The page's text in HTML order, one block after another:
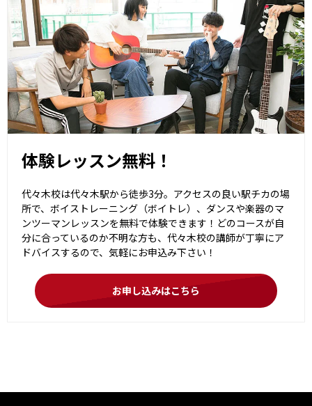
体験レッスン無料！
代々木校は代々木駅から徒歩3分。アクセスの良い駅チカの場
所で、ボイストレーニング（ボイトレ）、ダンスや楽器のマ
ンツーマンレッスンを無料で体験できます！どのコースが自
分に合っているのか不明な方も、代々木校の講師が丁寧にア
ドバイスするので、気軽にお申込み下さい！
お申し込みはこちら